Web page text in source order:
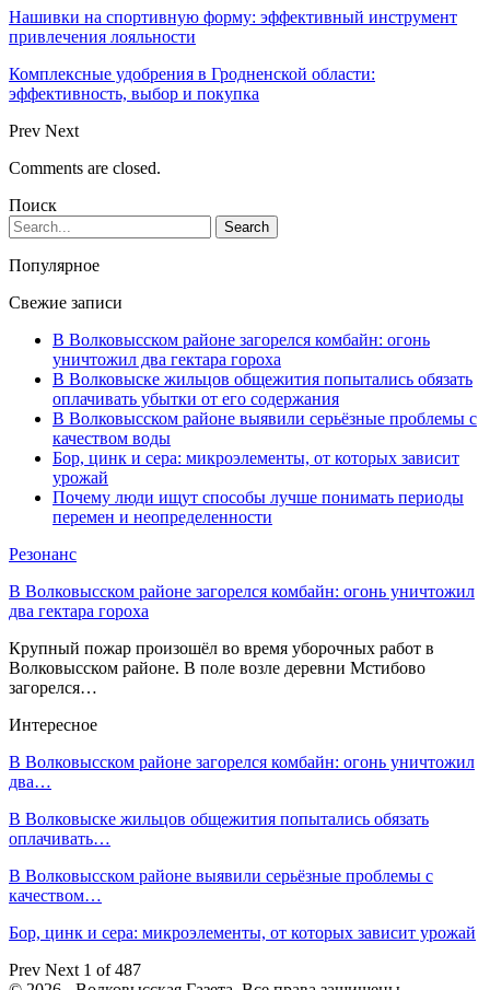
Нашивки на спортивную форму: эффективный инструмент
привлечения лояльности
Комплексные удобрения в Гродненской области:
эффективность, выбор и покупка
Prev Next
Comments are closed.
Поиск
Популярное
Свежие записи
В Волковысском районе загорелся комбайн: огонь
уничтожил два гектара гороха
В Волковыске жильцов общежития попытались обязать
оплачивать убытки от его содержания
В Волковысском районе выявили серьёзные проблемы с
качеством воды
Бор, цинк и сера: микроэлементы, от которых зависит
урожай
Почему люди ищут способы лучше понимать периоды
перемен и неопределенности
Резонанс
В Волковысском районе загорелся комбайн: огонь уничтожил
два гектара гороха
Крупный пожар произошёл во время уборочных работ в
Волковысском районе. В поле возле деревни Мстибово
загорелся…
Интересное
В Волковысском районе загорелся комбайн: огонь уничтожил
два…
В Волковыске жильцов общежития попытались обязать
оплачивать…
В Волковысском районе выявили серьёзные проблемы с
качеством…
Бор, цинк и сера: микроэлементы, от которых зависит урожай
Prev Next 1 of 487